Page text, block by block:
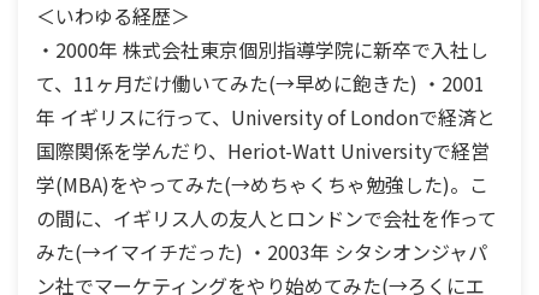
＜いわゆる経歴＞
・2000年 株式会社東京個別指導学院に新卒で入社し
て、11ヶ月だけ働いてみた(→早めに飽きた) ・2001
年 イギリスに行って、University of Londonで経済と
国際関係を学んだり、Heriot-Watt Universityで経営
学(MBA)をやってみた(→めちゃくちゃ勉強した)。こ
の間に、イギリス人の友人とロンドンで会社を作って
みた(→イマイチだった) ・2003年 シタシオンジャパ
ン社でマーケティングをやり始めてみた(→ろくにエ